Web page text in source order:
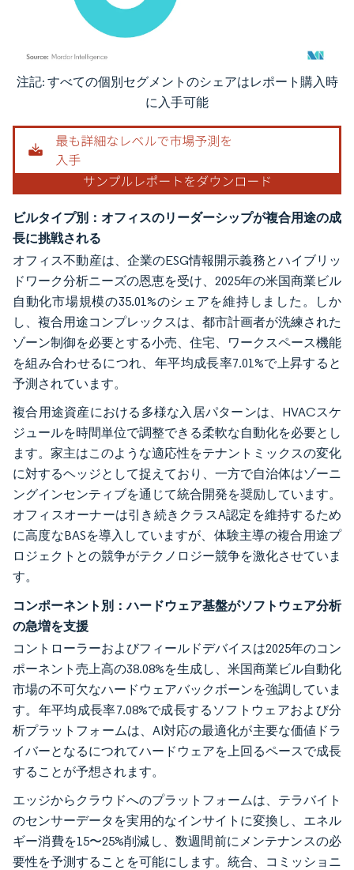
画像 © Mordor Intelligence。再利用にはCC BY 4.0の表示が必要です。
注記: すべての個別セグメントのシェアはレポート購入時
に入手可能
ビルタイプ別：オフィスのリーダーシップが複合用途の成
長に挑戦される
オフィス不動産は、企業のESG情報開示義務とハイブリッ
ドワーク分析ニーズの恩恵を受け、2025年の米国商業ビル
自動化市場規模の35.01%のシェアを維持しました。しか
し、複合用途コンプレックスは、都市計画者が洗練された
ゾーン制御を必要とする小売、住宅、ワークスペース機能
を組み合わせるにつれ、年平均成長率7.01%で上昇すると
予測されています。
複合用途資産における多様な入居パターンは、HVACスケ
ジュールを時間単位で調整できる柔軟な自動化を必要とし
ます。家主はこのような適応性をテナントミックスの変化
に対するヘッジとして捉えており、一方で自治体はゾーニ
ングインセンティブを通じて統合開発を奨励しています。
オフィスオーナーは引き続きクラスA認定を維持するため
に高度なBASを導入していますが、体験主導の複合用途プ
ロジェクトとの競争がテクノロジー競争を激化させていま
す。
コンポーネント別：ハードウェア基盤がソフトウェア分析
の急増を支援
コントローラーおよびフィールドデバイスは2025年のコン
ポーネント売上高の38.08%を生成し、米国商業ビル自動化
市場の不可欠なハードウェアバックボーンを強調していま
す。年平均成長率7.08%で成長するソフトウェアおよび分
析プラットフォームは、AI対応の最適化が主要な価値ドラ
イバーとなるにつれてハードウェアを上回るペースで成長
することが予想されます。
エッジからクラウドへのプラットフォームは、テラバイト
のセンサーデータを実用的なインサイトに変換し、エネル
ギー消費を15〜25%削減し、数週間前にメンテナンスの必
要性を予測することを可能にします。統合、コミッショニ